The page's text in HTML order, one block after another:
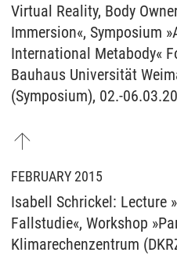
Virtual Reality, Body
Immersion«, Symposium
International Metabody«
Bauhaus Universität
(Symposium), 02.-
FEBRUARY 2015
Isabell Schrickel: Lecture
Fallstudie«, Workshop
Klimarechenzentrum